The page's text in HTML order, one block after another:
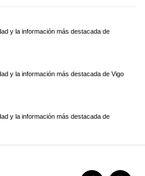
y la información más destacada de
y la información más destacada de Vigo
y la información más destacada de